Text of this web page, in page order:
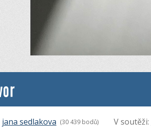
jana sedlakova (30 439 bodů) V soutěži: